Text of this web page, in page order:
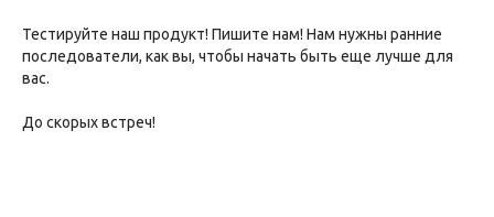
Тестируйте наш продукт! Пишите нам! Нам нужны ранние
последователи, как вы, чтобы начать быть еще лучше для
вас.
До скорых встреч!